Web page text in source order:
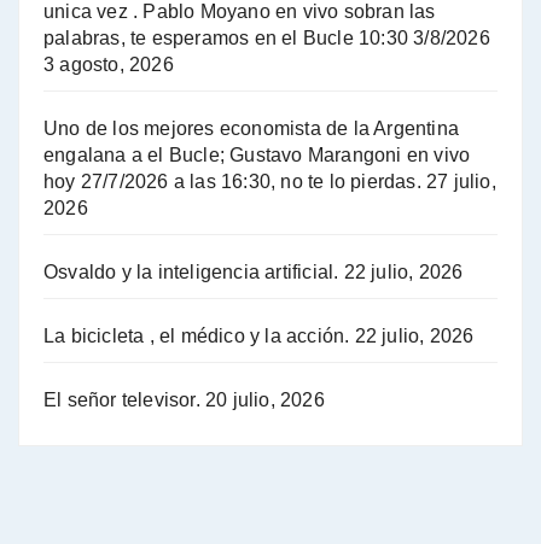
A mayor poder al empresariado le cuesta encontrar resistencia - Jose Urtubey con Jorge Gres
Hugo Yasky : Día de la Militancia - Hugo Yasky con Jorge Gres
Hugo Yasky sobre la Coordinadora de las Industrias de Productos Alimenticios (COPAL) - Hugo Yasky con Jorge Gres
Pablo Moyano sobre el espionaje: "Estos personajes siniestros han hecho mucho daño" - Pablo Moyano con Jorge Gres
unica vez . Pablo Moyano en vivo sobran las
palabras, te esperamos en el Bucle 10:30 3/8/2026
3 agosto, 2026
Uno de los mejores economista de la Argentina
engalana a el Bucle; Gustavo Marangoni en vivo
hoy 27/7/2026 a las 16:30, no te lo pierdas. 27 julio,
2026
Osvaldo y la inteligencia artificial. 22 julio, 2026
La bicicleta , el médico y la acción. 22 julio, 2026
El señor televisor. 20 julio, 2026